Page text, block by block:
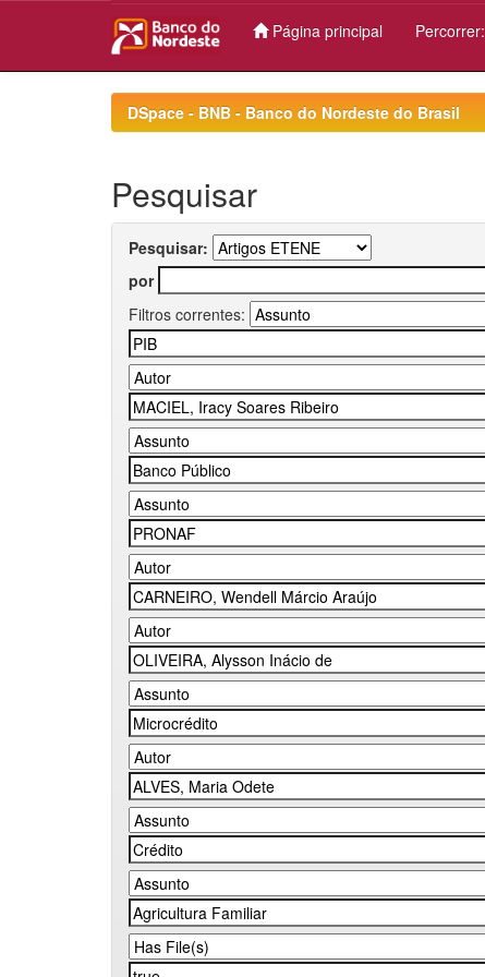
Página principal Percorrer:
DSpace - BNB - Banco do Nordeste do Brasil
Pesquisar
Pesquisar:
por
Filtros correntes: